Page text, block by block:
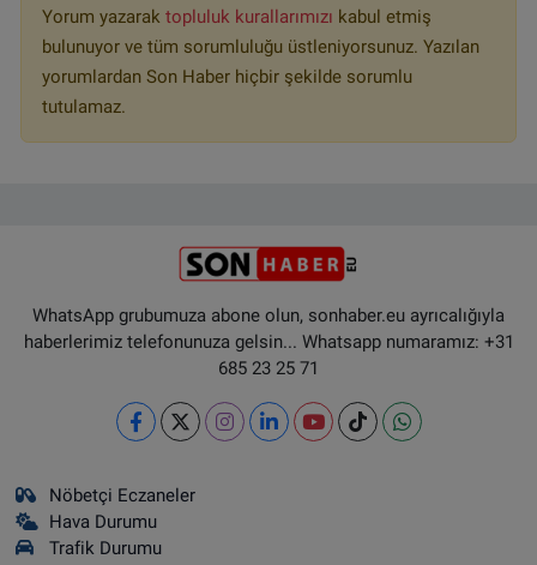
Yorum yazarak topluluk kurallarımızı kabul etmiş
bulunuyor ve tüm sorumluluğu üstleniyorsunuz. Yazılan
yorumlardan Son Haber hiçbir şekilde sorumlu
tutulamaz.
WhatsApp grubumuza abone olun, sonhaber.eu ayrıcalığıyla
haberlerimiz telefonunuza gelsin... Whatsapp numaramız: +31
685 23 25 71
Nöbetçi Eczaneler
Hava Durumu
Trafik Durumu